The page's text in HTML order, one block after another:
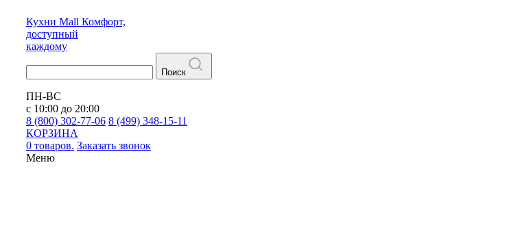
Кухни Mall Комфорт,
доступный
каждому
Поиск
ПН-ВС
с 10:00 до 20:00
8 (800) 302-77-06 8 (499) 348-15-11
КОРЗИНА
0 товаров. Заказать звонок
Меню